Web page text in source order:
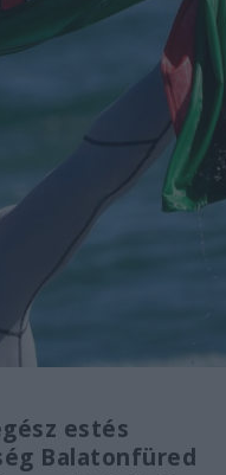
estés
Balatonfüred